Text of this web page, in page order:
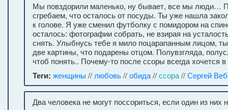
Мы повздорили маленько, ну бывает, все мы люди…
сгребаем, что осталось от посуды. Ты уже нашла
к голове. Я уже сменил футболку с помидором на
осталось: фотографии собрать, не взирая на
снять. Улыбнусь тебе я мило поцарапанным лицом,
две картины, что подарены отцом. Полувзгляда,
чтоб понять.. Почему-то после ссоры всегда хочется в
Теги: женщины // любовь//обида//ссора//Сергей
Два человека не могут поссориться, если один из них